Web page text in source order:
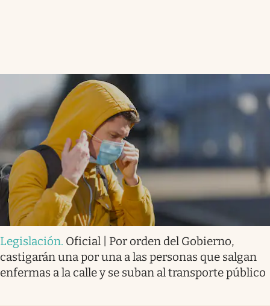
Legislación. Oficial | Por orden del Gobierno,
castigarán una por una a las personas que salgan
enfermas a la calle y se suban al transporte público